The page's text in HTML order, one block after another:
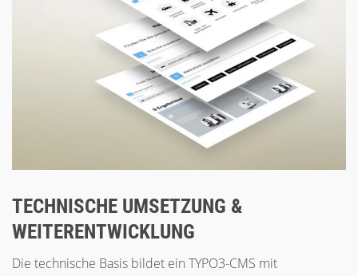
TECHNISCHE UMSETZUNG &
WEITERENTWICKLUNG
Die technische Basis bildet ein TYPO3-CMS mit